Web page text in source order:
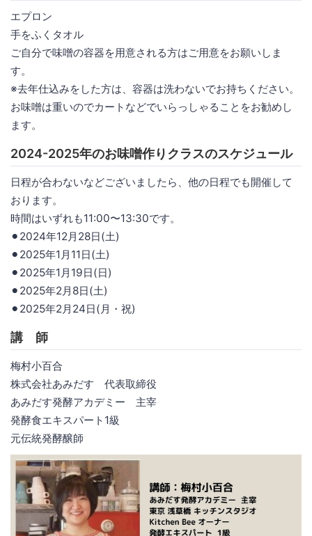
エプロン
手をふくタオル
ご自分で味噌の容器を用意される方はご用意をお願いしま
す。
※去年仕込みをした方は、容器は洗わないでお持ちください。
お味噌は重いのでカートなどでいらっしゃることをお勧めし
ます。
2024-2025年のお味噌作りクラスのスケジュール
日程が合わないなどございましたら、他の日程でも開催して
おります。
時間はいずれも11:00〜13:30です。
⚫︎2024年12月28日(土)
⚫︎2025年1月11日(土)
⚫︎2025年1月19日(日)
⚫︎2025年2月8日(土)
⚫︎2025年2月24日(月・祝)
講 師
梅村小百合
株式会社あみだす 代表取締役
あみだす発酵アカデミー 主宰
発酵食エキスパート1級
元伝統発酵醸師